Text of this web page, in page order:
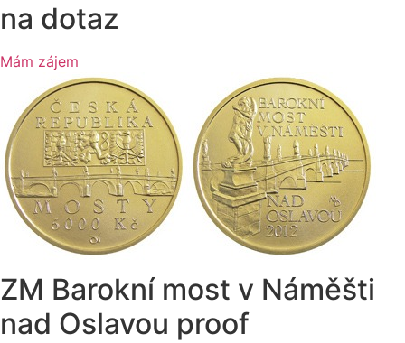
na dotaz
Mám zájem
ZM Barokní most v Náměšti
nad Oslavou proof